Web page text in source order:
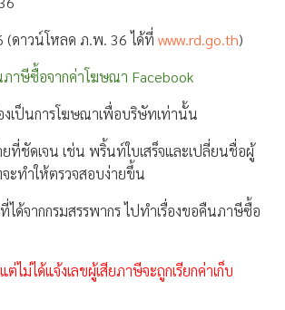
(ดาวน์โหลด ภ.พ. 36 ได้ที่ www.rd.go.th)
าษีซื้อจากค่าโฆษณา Facebook
เป็นการโฆษณาเพื่อบริษัทเท่านั้น
ยที่ชัดเจน เช่น พริ้นท์ใบเสร็จและเปลี่ยนชื่อผู้
ะทำให้ตรวจสอบง่ายขึ้น
ที่ได้จากกรมสรรพากร ไปทำเรื่องขอคืนภาษีซื้อ
ต่ไม่ได้แจ้งเลขผู้เสียภาษีจะถูกเรียกค่าเก็บ